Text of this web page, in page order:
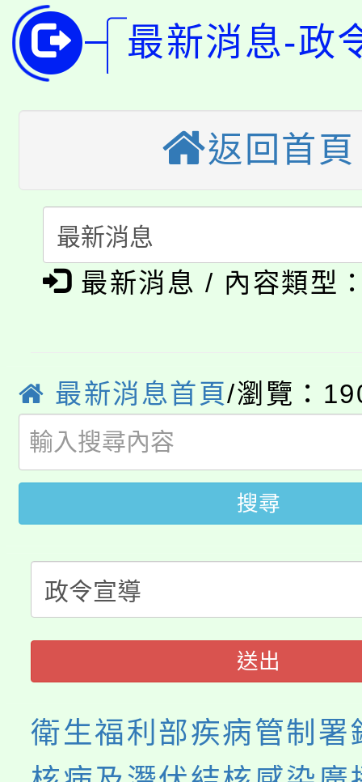
開!
115年桃園市運動會8/
田徑場及游泳池舉行。
桃園市低收入戶享有免
視費優惠，中低收入戶
半價優惠，詳情可洽有
者。
份教師增能研習
大溪自造教育及科技
份教師研習
會
115年食農教育專業人
程
「本色祭」8/29、30在
場熱烈登場!
8/21下午1時於龍潭區
局官網。
8月14至27日，桃園電
開!
115年桃園市運動會8/
田徑場及游泳池舉行。
桃園市低收入戶享有免
視費優惠，中低收入戶
者。
大園自造教育及科技
份教師研習
淨零綠生活教案入校路
115年食農教育專業人
最新消息-政
返回首頁
最新消息 / 內容類型
最新消息首頁/瀏覽：
搜尋
送出
衛生福利部疾病管制署